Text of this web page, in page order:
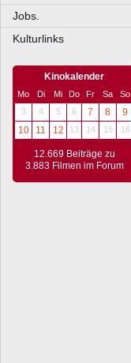
Jobs.
Kulturlinks
Kinokalender
Mo Di Mi Do Fr Sa
So
3
4 5 6 7 8
9
10
11 12 13 14 15 16
12.669 Beiträge zu
3.883 Filmen im Forum